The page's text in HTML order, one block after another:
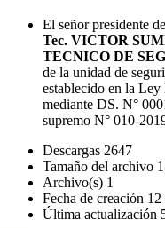
El señor presidente
Tec. VICTOR
TECNICO DE
de la unidad de
establecido en la
mediante DS. N°
supremo N° 010-
Descargas 2647
Tamaño del archivo
Archivo(s) 1
Fecha de creación 12
Última actualización